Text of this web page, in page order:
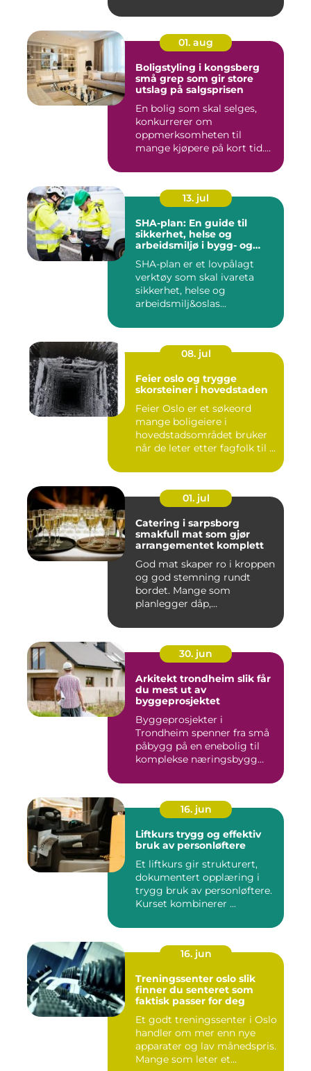
01. aug
Boligstyling i kongsberg
små grep som gir store
utslag på salgsprisen
En bolig som skal selges,
konkurrerer om
oppmerksomheten til
mange kjøpere på kort tid.
13. jul
SHA-plan: En guide til
sikkerhet, helse og
arbeidsmiljø i bygg- og
SHA-plan er et lovpålagt
verktøy som skal ivareta
sikkerhet, helse og
arbeidsmilj&oslas...
08. jul
Feier oslo og trygge
skorsteiner i hovedstaden
Feier Oslo er et søkeord
mange boligeiere i
hovedstadsområdet bruker
når de leter etter fagfolk til ...
01. jul
Catering i sarpsborg
smakfull mat som gjør
arrangementet komplett
God mat skaper ro i kroppen
og god stemning rundt
bordet. Mange som
planlegger dåp,
30. jun
Arkitekt trondheim slik får
du mest ut av
byggeprosjektet
Byggeprosjekter i
Trondheim spenner fra små
påbygg på en enebolig til
komplekse næringsbygg
16. jun
Liftkurs trygg og effektiv
bruk av personløftere
Et liftkurs gir strukturert,
dokumentert opplæring i
trygg bruk av personløftere.
Kurset kombinerer ...
16. jun
Treningssenter oslo slik
finner du senteret som
faktisk passer for deg
Et godt treningssenter i Oslo
handler om mer enn nye
apparater og lav månedspris.
Mange som leter et...